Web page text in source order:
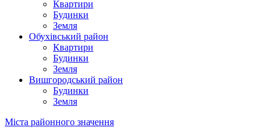
Квартири
Будинки
Земля
Обухівський район
Квартири
Будинки
Земля
Вишгородський район
Будинки
Земля
Міста районного значення